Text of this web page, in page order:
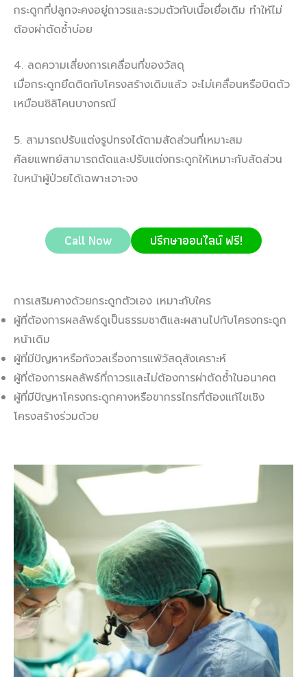
กระดูกที่ปลูกจะคงอยู่ถาวรและรวมตัวกับเนื้อเยื่อเดิม ทำให้ไม่
ต้องผ่าตัดซ้ำบ่อย
4. ลดความเสี่ยงการเคลื่อนที่ของวัสดุ
เมื่อกระดูกยึดติดกับโครงสร้างเดิมแล้ว จะไม่เคลื่อนหรือบิดตัว
เหมือนซิลิโคนบางกรณี
5. สามารถปรับแต่งรูปทรงได้ตามสัดส่วนที่เหมาะสม
ศัลยแพทย์สามารถตัดและปรับแต่งกระดูกให้เหมาะกับสัดส่วน
ใบหน้าผู้ป่วยได้เฉพาะเจาะจง
Call Now ปรึกษาออนไลน์ ฟรี!
การเสริมคางด้วยกระดูกตัวเอง เหมาะกับใคร
ผู้ที่ต้องการผลลัพธ์ดูเป็นธรรมชาติและผสานไปกับโครงกระดูก
หน้าเดิม
ผู้ที่มีปัญหาหรือกังวลเรื่องการแพ้วัสดุสังเคราะห์
ผู้ที่ต้องการผลลัพธ์ที่ถาวรและไม่ต้องการผ่าตัดซ้ำในอนาคต
ผู้ที่มีปัญหาโครงกระดูกคางหรือขากรรไกรที่ต้องแก้ไขเชิง
โครงสร้างร่วมด้วย